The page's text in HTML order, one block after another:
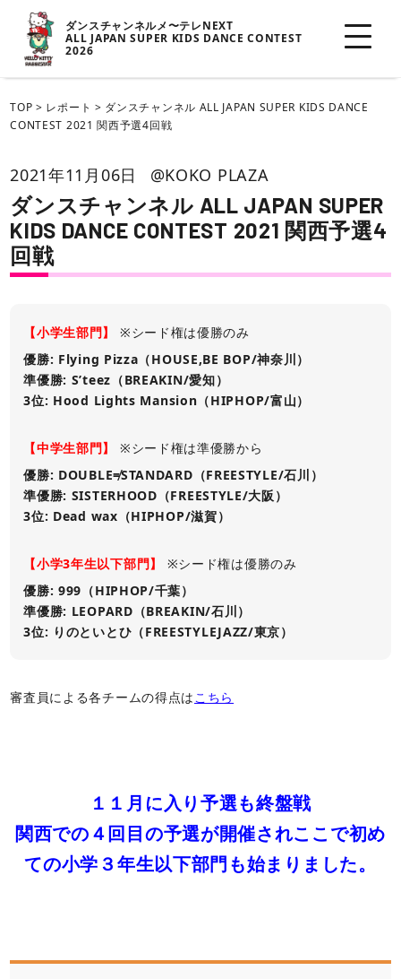
ダンスチャンネルメ〜テレNEXT
ALL JAPAN SUPER KIDS DANCE CONTEST
2026
TOP > レポート > ダンスチャンネル ALL JAPAN SUPER KIDS DANCE
CONTEST 2021 関西予選4回戦
2021年11月06日 @KOKO PLAZA
ダンスチャンネル ALL JAPAN SUPER
KIDS DANCE CONTEST 2021 関西予選4
回戦
【小学生部門】
※シード権は優勝のみ
優勝: Flying Pizza（HOUSE,BE BOP/神奈川）
準優勝: S’teez（BREAKIN/愛知）
3位: Hood Lights Mansion（HIPHOP/富山）
【中学生部門】
※シード権は準優勝から
優勝: DOUBLE≠STANDARD（FREESTYLE/石川）
準優勝: SISTERHOOD（FREESTYLE/大阪）
3位: Dead wax（HIPHOP/滋賀）
【小学3年生以下部門】
※シード権は優勝のみ
優勝: 999（HIPHOP/千葉）
準優勝: LEOPARD（BREAKIN/石川）
3位: りのといとひ（FREESTYLEJAZZ/東京）
審査員による各チームの得点はこちら
１１月に入り予選も終盤戦
関西での４回目の予選が開催されここで初め
ての小学３年生以下部門も始まりました。